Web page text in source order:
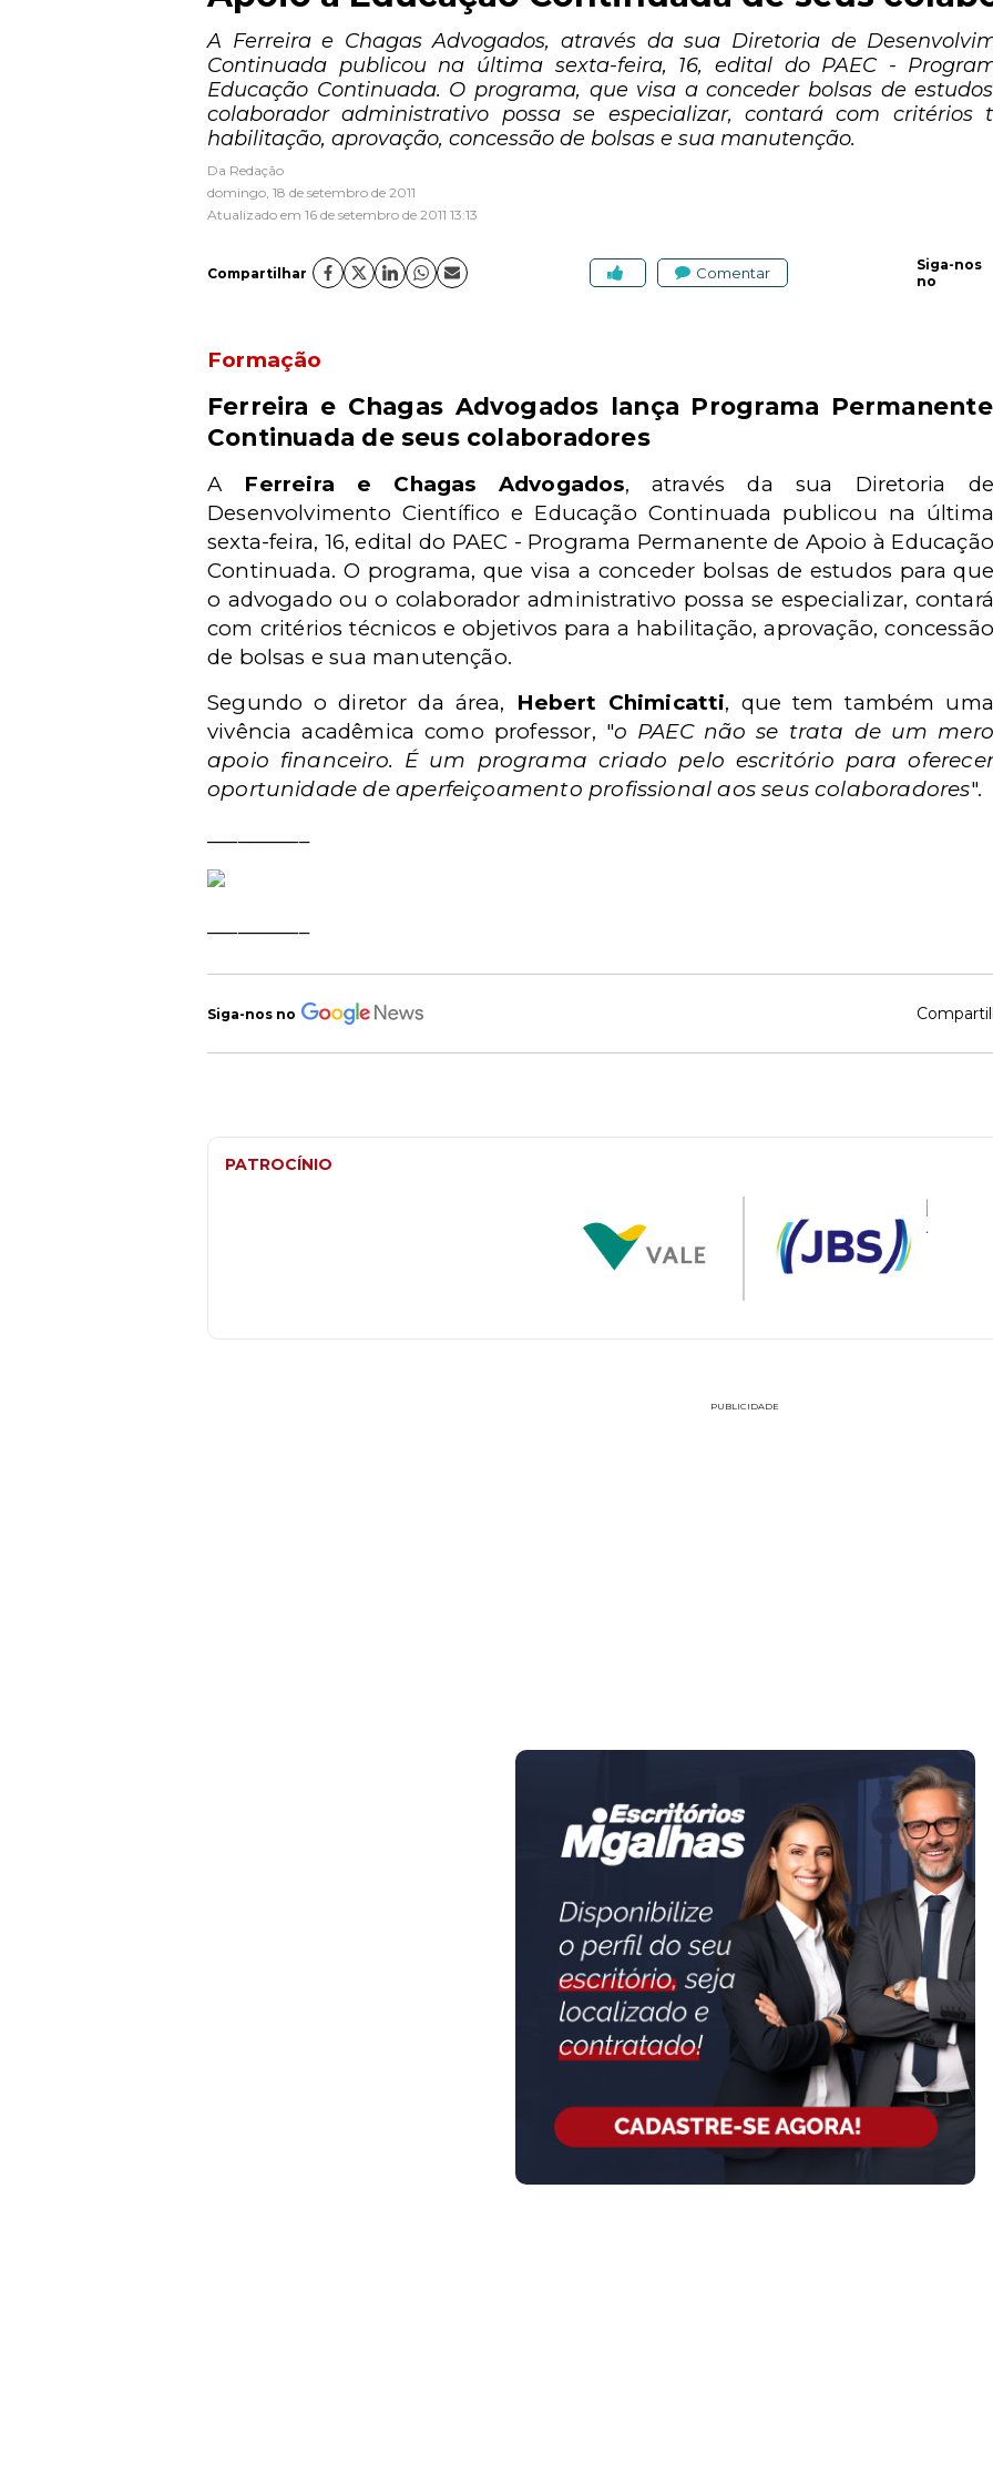
A Ferreira e Chagas Advogados, através da sua Diretoria de
Continuada publicou na última sexta-feira, 16, edital do PAEC -
Educação Continuada. O programa, que visa a conceder bolsas de
colaborador administrativo possa se especializar, contará com
habilitação, aprovação, concessão de bolsas e sua manutenção.
Da Redação
domingo, 18 de setembro de 2011
Atualizado em 16 de setembro de 2011 13:13
Compartilhar Comentar
Siga-nos
no
Formação
Ferreira e Chagas Advogados lança Programa Permanente
Continuada de seus colaboradores
A Ferreira e Chagas Advogados, através da sua Diretoria
Desenvolvimento Científico e Educação Continuada publicou na última
sexta-feira, 16, edital do PAEC - Programa Permanente de Apoio à Educação
Continuada. O programa, que visa a conceder bolsas de estudos para que
o advogado ou o colaborador administrativo possa se especializar, contará
com critérios técnicos e objetivos para a habilitação, aprovação, concessão
de bolsas e sua manutenção.
Segundo o diretor da área,
Hebert Chimicatti, que tem também uma
vivência acadêmica como professor, "o PAEC não se trata de um mero
apoio financeiro. É um programa criado pelo escritório para oferecer
oportunidade de aperfeiçoamento profissional aos seus colaboradores".
Siga-nos no
PATROCÍNIO
PUBLICIDADE